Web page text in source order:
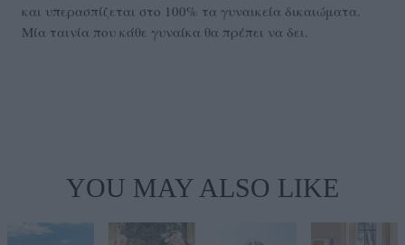
και υπερασπίζεται στο 100% τα γυναικεία δικαιώματα.
Μία ταινία που κάθε γυναίκα θα πρέπει να δει.
YOU MAY ALSO LIKE